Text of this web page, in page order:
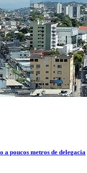
a poucos metros de delegacia